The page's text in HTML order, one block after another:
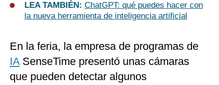
LEA TAMBIÉN: ChatGPT: qué puedes hacer con
la nueva herramienta de inteligencia artificial
En la feria, la empresa de programas de
IASenseTime presentó unas cámaras
que pueden detectar algunos